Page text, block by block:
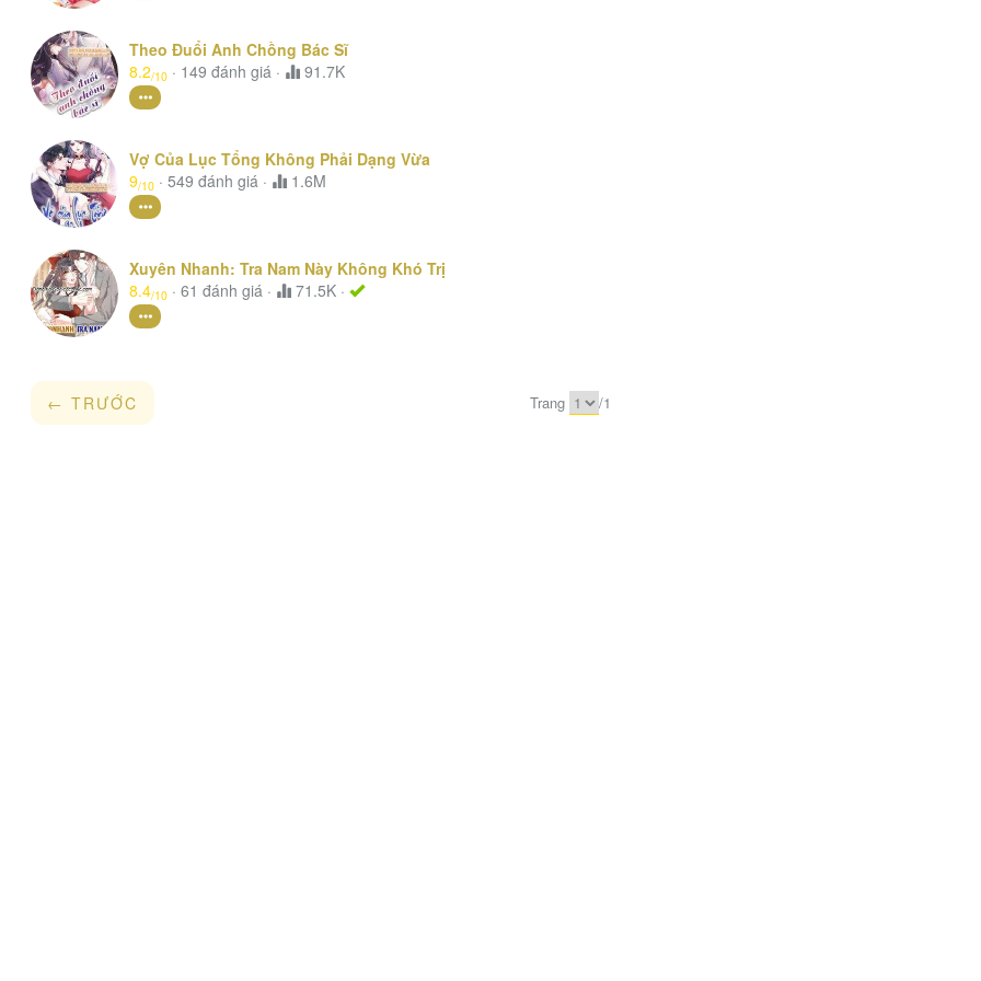
Theo Đuổi Anh Chồng Bác Sĩ
8.2/10 · 149 đánh giá · 91.7K
Vợ Của Lục Tổng Không Phải Dạng Vừa
9/10 ·549 đánh giá · 1.6M
Xuyên Nhanh: Tra Nam Này Không Khó Trị
8.4/10 ·61 đánh giá · 71.5K ·
← TRƯỚC Trang /1